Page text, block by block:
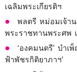
เฉลิมพระเกียรติฯ
พลตรี หม่อมเจ้า
พระราชทานพระศพ
‘องคมนตรี’ บำเ
ฟ้าพัชรกิติยาภาฯ’